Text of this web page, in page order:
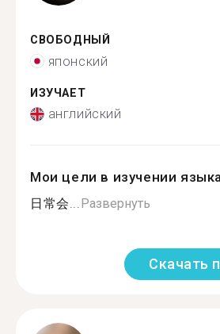
СВОБОДНЫЙ
японский
ИЗУЧАЕТ
английский
Мои цели в изучении
日常会...Развернуть
Скачать